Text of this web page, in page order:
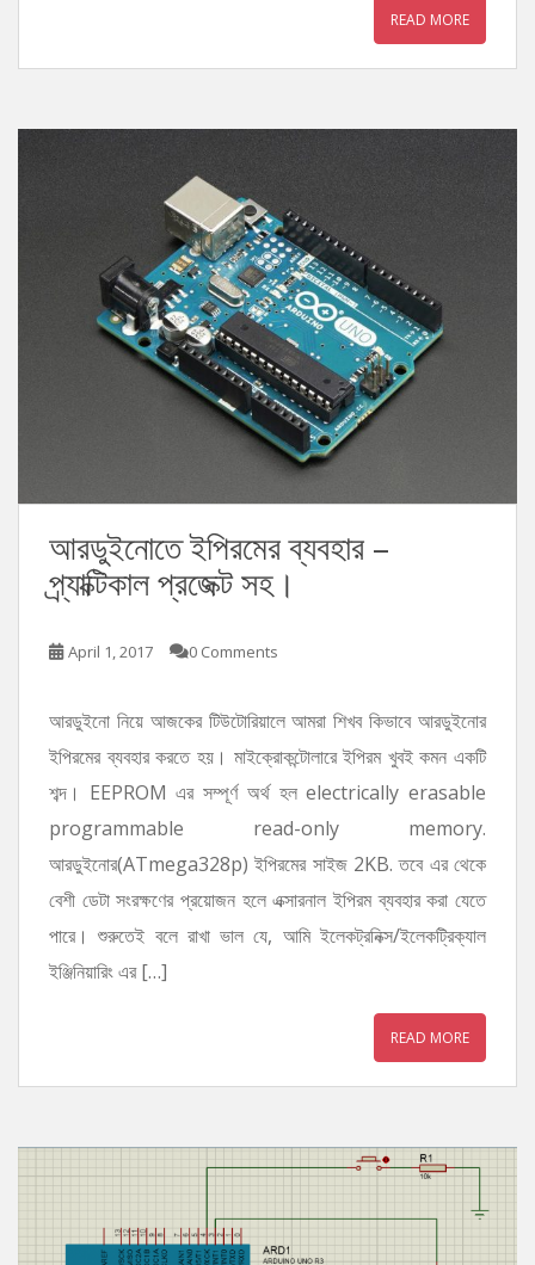
READ MORE
আরডুইনোতে ইপিরমের ব্যবহার –
প্র্যাক্টিকাল প্রজেক্ট সহ।
April 1, 2017 0 Comments
আরডুইনো নিয়ে আজকের টিউটোরিয়ালে আমরা শিখব কিভাবে আরডুইনোর
ইপিরমের ব্যবহার করতে হয়। মাইক্রোকন্টোলারে ইপিরম খুবই কমন একটি
শব্দ। EEPROM এর সম্পূর্ণ অর্থ হল electrically erasable
programmable read-only memory.
আরডুইনোর(ATmega328p) ইপিরমের সাইজ 2KB. তবে এর থেকে
বেশী ডেটা সংরক্ষণের প্রয়োজন হলে এক্সারনাল ইপিরম ব্যবহার করা যেতে
পারে। শুরুতেই বলে রাখা ভাল যে, আমি ইলেকট্রনিক্স/ইলেকট্রিক্যাল
ইঞ্জিনিয়ারিং এর […]
READ MORE